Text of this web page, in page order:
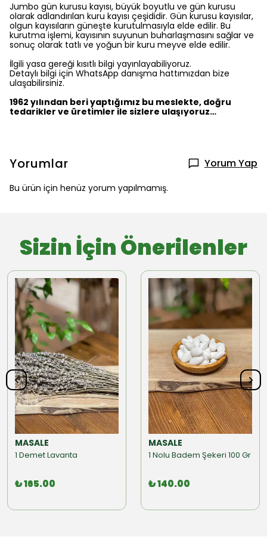
Jumbo gün kurusu kayısı, büyük boyutlu ve gün kurusu
olarak adlandırılan kuru kayısı çeşididir. Gün kurusu kayısılar,
olgun kayısıların güneşte kurutulmasıyla elde edilir. Bu
kurutma işlemi, kayısının suyunun buharlaşmasını sağlar ve
sonuç olarak tatlı ve yoğun bir kuru meyve elde edilir.
İlgili yasa gereği kısıtlı bilgi yayınlayabiliyoruz.
Detaylı bilgi için WhatsApp danışma hattımızdan bize
ulaşabilirsiniz.
1962 yılından beri yaptığımız bu meslekte, doğru
tedarikler ve üretimler ile sizlere ulaşıyoruz…
Yorumlar Yorum Yap
Bu ürün için henüz yorum yapılmamış.
Sizin İçin Önerilenler
MASALE
1 Demet Lavanta
₺ 165.00
MASALE
1 Nolu Badem Şekeri 100 Gr
₺ 140.00